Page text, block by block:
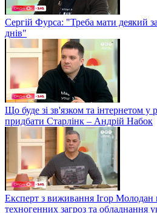
Сергій Фурса: "Треба мати деякий
днів"
Що буде зі зв'язком та інтернетом у
придбати Старлінк – Андрій Набок
Експерт з виживання Ігор Молодан
техногенних загроз та обладнання